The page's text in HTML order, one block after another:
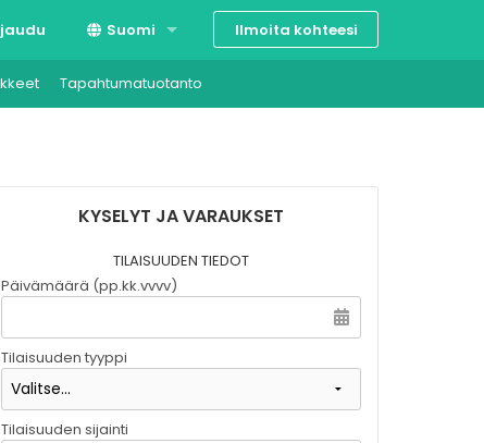
Suomi
Svenska
Ilmoita kohteesi
Tapahtumatuotanto
KYSELYT JA VARAUKSET
TILAISUUDEN TIEDOT
Päivämäärä (pp.kk.vvvv)
Tilaisuuden tyyppi
Tilaisuuden sijainti